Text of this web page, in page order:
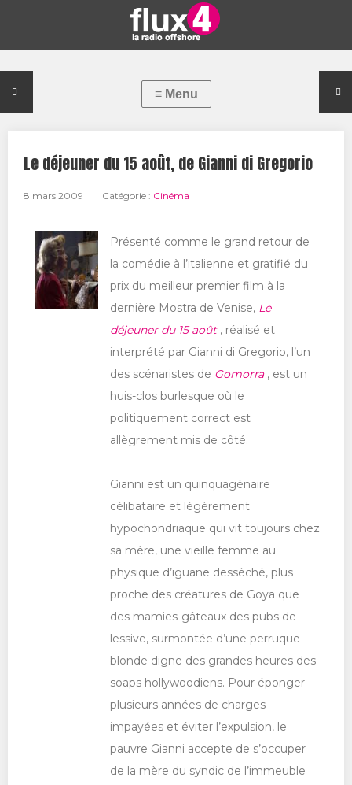
Le déjeuner du 15 août, de Gianni di Gregorio
8 mars 2009 Catégorie : Cinéma
Présenté comme le grand retour de
la comédie à l’italienne et gratifié du
prix du meilleur premier film à la
dernière Mostra de Venise, Le
déjeuner du 15 août, réalisé et
interprété par Gianni di Gregorio, l’un
des scénaristes de Gomorra, est un
huis-clos burlesque où le
politiquement correct est
allègrement mis de côté.
Gianni est un quinquagénaire
célibataire et légèrement
hypochondriaque qui vit toujours chez
sa mère, une vieille femme au
physique d’iguane desséché, plus
proche des créatures de Goya que
des mamies-gâteaux des pubs de
lessive, surmontée d’une perruque
blonde digne des grandes heures des
soaps hollywoodiens. Pour éponger
plusieurs années de charges
impayées et éviter l’expulsion, le
pauvre Gianni accepte de s’occuper
de la mère du syndic de l’immeuble